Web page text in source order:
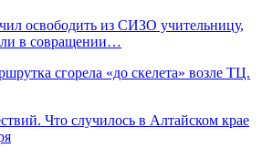
освободить из СИЗО учительницу,
в совращении…
сгорела «до скелета» возле ТЦ.
Что случилось в Алтайском крае